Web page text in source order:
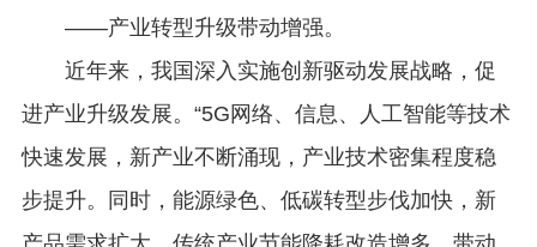
——产业转型升级带动增强。
近年来，我国深入实施创新驱动发展战略，促
进产业升级发展。“5G网络、信息、人工智能等技术
快速发展，新产业不断涌现，产业技术密集程度稳
步提升。同时，能源绿色、低碳转型步伐加快，新